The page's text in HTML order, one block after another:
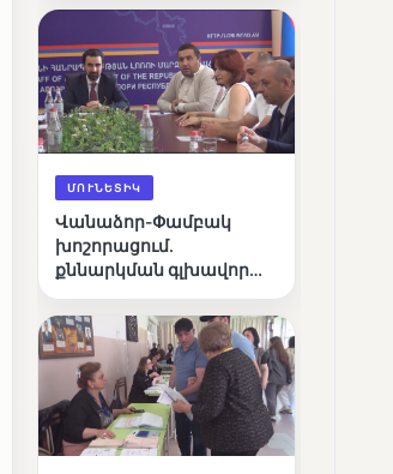
լճին
ՄՈՒՆԵՏԻԿ
Վանաձոր-Փամբակ
խոշորացում.
քննարկման գլխավոր
կառավարո՞ւմ, թե՞
քաղաքական նպատակ